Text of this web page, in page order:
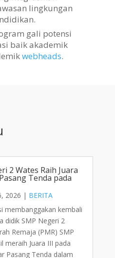
lingkungan
gali potensi
baik akademik
webheads.
2 Wates Raih Juara
Tenda pada
2026 | BERITA
membanggakan kembali
didik SMP Negeri 2
Remaja (PMR) SMP
meraih Juara III pada
Pasang Tenda dalam